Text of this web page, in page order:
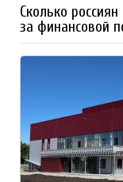
Сколько
за финансовой